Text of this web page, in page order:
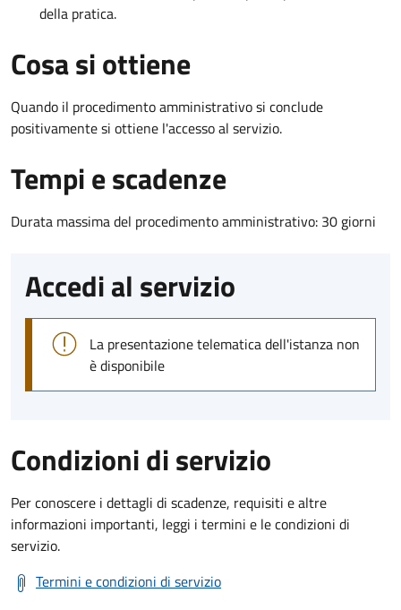
della pratica.
Cosa si ottiene
Quando il procedimento amministrativo si conclude
positivamente si ottiene l'accesso al servizio.
Tempi e scadenze
Durata massima del procedimento amministrativo: 30 giorni
Accedi al servizio
La presentazione telematica dell'istanza non
è disponibile
Condizioni di servizio
Per conoscere i dettagli di scadenze, requisiti e altre
informazioni importanti, leggi i termini e le condizioni di
servizio.
Termini e condizioni di servizio